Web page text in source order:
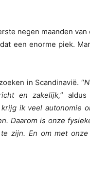
negen maanden
een enorme piek.
in Scandinavië. “
en zakelijk,” aldus
ik veel autonomie
Daarom is onze
zijn. En om met